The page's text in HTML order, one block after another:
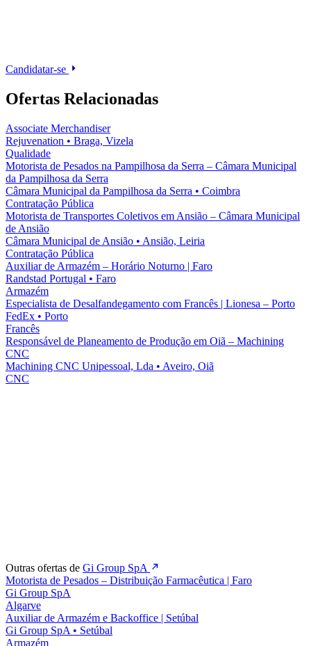
Candidatar-se
Ofertas Relacionadas
Associate Merchandiser
Rejuvenation • Braga, Vizela
Qualidade
Motorista de Pesados na Pampilhosa da Serra – Câmara Municipal
da Pampilhosa da Serra
Câmara Municipal da Pampilhosa da Serra • Coimbra
Contratação Pública
Motorista de Transportes Coletivos em Ansião – Câmara Municipal
de Ansião
Câmara Municipal de Ansião • Ansião, Leiria
Contratação Pública
Auxiliar de Armazém – Horário Noturno | Faro
Randstad Portugal • Faro
Armazém
Especialista de Desalfandegamento com Francês | Lionesa – Porto
FedEx • Porto
Francês
Responsável de Planeamento de Produção em Oiã – Machining
CNC
Machining CNC Unipessoal, Lda • Aveiro, Oiã
CNC
Outras ofertas de Gi Group SpA
Motorista de Pesados – Distribuição Farmacêutica | Faro
Gi Group SpA
Algarve
Auxiliar de Armazém e Backoffice | Setúbal
Gi Group SpA • Setúbal
Armazém